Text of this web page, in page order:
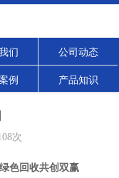
们 公司动态
例 产品知识
次
色回收共创双赢